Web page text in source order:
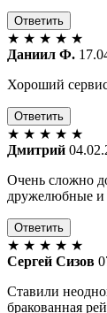
Ответить
★ ★ ★ ★ ★
Даниил Ф.
Хороший
Ответить
★ ★ ★ ★ ★
Дмитрий
Очень сложно
дружелюбные и
Ответить
★ ★ ★ ★ ★
Сергей Сизов
Ставили
бракованная